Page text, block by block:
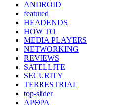
ANDROID
featured
HEADENDS
HOW TO
MEDIA PLAYERS
NETWORKING
REVIEWS
SATELLITE
SECURITY
TERRESTRIAL
top-slider
ΑΡΘΡΑ